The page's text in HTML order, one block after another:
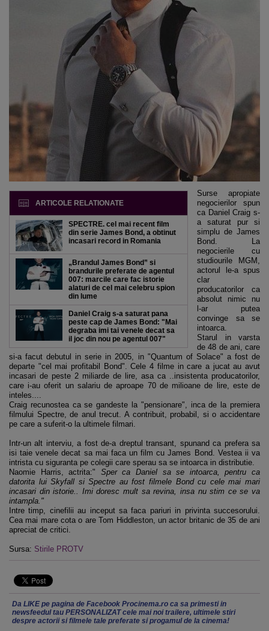
ARTICOLE RELATIONATE
SPECTRE. cel mai recent film
din serie James Bond, a obtinut
incasari record in Romania
„Brandul James Bond” si
brandurile preferate de agentul
007: marcile care fac istorie
alaturi de cel mai celebru spion
din lume
Daniel Craig s-a saturat pana
peste cap de James Bond: "Mai
degraba imi tai venele decat sa
il joc din nou pe agentul 007"
Surse apropiate
negocierilor spun
ca Daniel Craig s-
a saturat pur si
simplu de James
Bond. La
negocierile cu
studiourile MGM,
actorul le-a spus
clar
producatorilor ca
absolut nimic nu
l-ar putea
convinge sa se
intoarca.
Starul in varsta
de 48 de ani, care
si-a facut debutul in serie in 2005, in "Quantum of Solace" a fost de
departe "cel mai profitabil Bond". Cele 4 filme in care a jucat au avut
incasari de peste 2 miliarde de lire, asa ca ..insistenta producatorilor,
care i-au oferit un salariu de aproape 70 de milioane de lire, este de
inteles....
Craig recunostea ca se gandeste la "pensionare", inca de la premiera
filmului Spectre, de anul trecut. A contribuit, probabil, si o accidentare
pe care a suferit-o la ultimele filmari.
Intr-un alt interviu, a fost de-a dreptul transant, spunand ca prefera sa
isi taie venele decat sa mai faca un film cu James Bond. Vestea ii va
intrista cu siguranta pe colegii care sperau sa se intoarca in distributie.
Naomie Harris, actrita:" Sper ca Daniel sa se intoarca, pentru ca
datorita lui Skyfall si Spectre au fost filmele Bond cu cele mai mari
incasari din istorie.. Imi doresc mult sa revina, insa nu stim ce se va
intampla."
Intre timp, cinefilii au inceput sa faca pariuri in privinta succesorului.
Cea mai mare cota o are Tom Hiddleston, un actor britanic de 35 de ani
apreciat de critici.
Sursa: Stirile PROTV
Da LIKE pe pagina de Facebook Procinema.ro ca sa primesti in
newsfeedul tau PERSONALIZAT cele mai noi trailere, ultimele stiri
despre actorii si filmele tale preferate si progamul de la cinema!